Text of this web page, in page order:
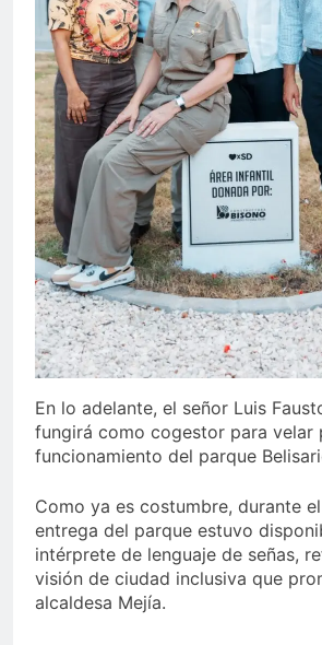
En lo adelante, el señor Luis
fungirá como cogestor para velar
funcionamiento del parque
Como ya es costumbre, durante
entrega del parque estuvo
intérprete de lenguaje de señas,
visión de ciudad inclusiva que
alcaldesa Mejía.